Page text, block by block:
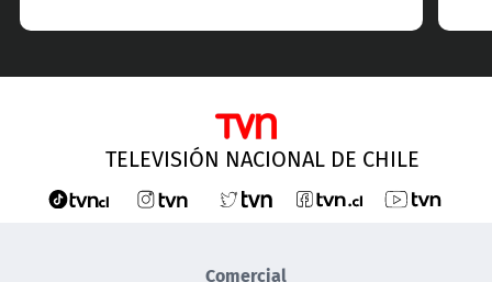
TELEVISIÓN NACIONAL DE CHILE
Comercial